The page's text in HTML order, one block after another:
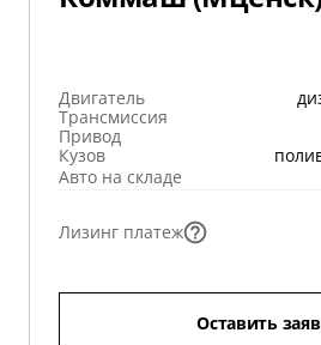
Двигатель
Трансмиссия
Привод
Кузов
Авто на складе
Лизинг платеж
Оставить